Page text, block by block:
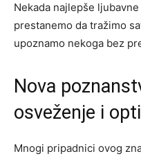
Nekada najlepše
prestanemo da tražimo
upoznamo nekoga bez
Nova
osveženje i
Mnogi pripadnici ovog